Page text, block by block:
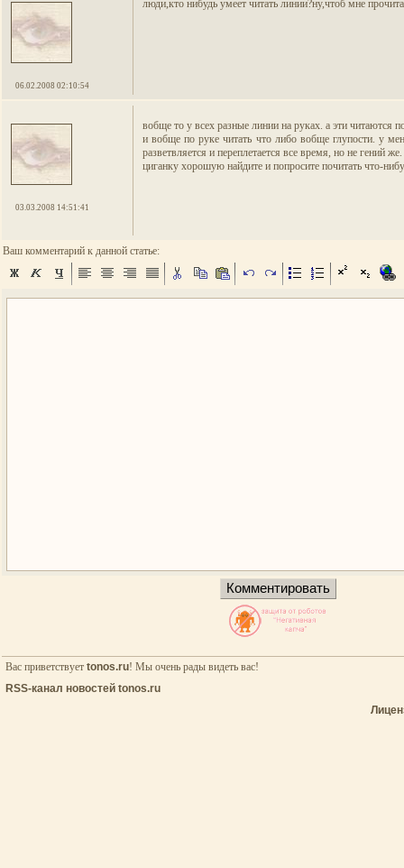
06.02.2008 02:10:54
люди,кто нибудь умеет читать линии?ну,чтоб мне
03.03.2008 14:51:41
вобще то у всех разные линии на руках. а эти читаются
и вобще по руке читать что либо вобще глупости. у
разветвляется и переплетается все время, но не гений же.
циганку хорошую найдите и попросите почитать что-
Ваш комментарий к данной статье:
Вас приветствует tonos.ru! Мы очень рады видеть вас!
RSS-канал новостей tonos.ru